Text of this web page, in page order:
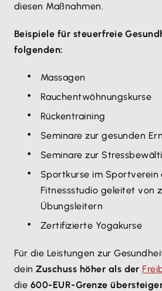
diesen Maßnahmen.
Beispiele für steuerfreie
folgenden:
Massagen
Rauchentwöhnungskurse
Rückentraining
Seminare zur gesunden
Seminare zur
Sportkurse im Sportverein
Fitnessstudio geleitet von
Übungsleitern
Zertifizierte Yogakurse
Für die Leistungen zur
deinZuschuss höher als der
die 600-EUR-Grenze